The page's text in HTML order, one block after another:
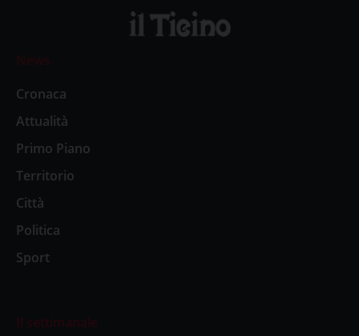
News
Cronaca
Attualità
Primo Piano
Territorio
Città
Politica
Sport
Il settimanale